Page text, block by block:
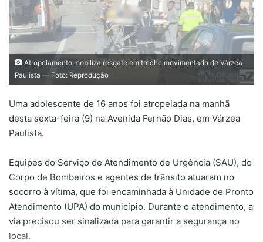
Atropelamento mobiliza resgate em trecho movimentado de Várzea
Paulista — Foto: Reprodução
Uma adolescente de 16 anos foi atropelada na manhã
desta sexta-feira (9) na Avenida Fernão Dias, em Várzea
Paulista.
Equipes do Serviço de Atendimento de Urgência (SAU), do
Corpo de Bombeiros e agentes de trânsito atuaram no
socorro à vítima, que foi encaminhada à Unidade de Pronto
Atendimento (UPA) do município. Durante o atendimento, a
via precisou ser sinalizada para garantir a segurança no
local.